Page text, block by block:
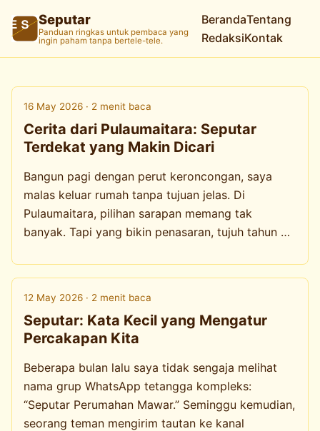
Seputar
Panduan ringkas untuk pembaca yang
ingin paham tanpa bertele-tele.
BerandaTentang
RedaksiKontak
16 May 2026 · 2 menit baca
Cerita dari Pulaumaitara: Seputar
Terdekat yang Makin Dicari
Bangun pagi dengan perut keroncongan, saya
malas keluar rumah tanpa tujuan jelas. Di
Pulaumaitara, pilihan sarapan memang tak
banyak. Tapi yang bikin penasaran, tujuh tahun …
12 May 2026 · 2 menit baca
Seputar: Kata Kecil yang Mengatur
Percakapan Kita
Beberapa bulan lalu saya tidak sengaja melihat
nama grup WhatsApp tetangga kompleks:
“Seputar Perumahan Mawar.” Seminggu kemudian,
seorang teman mengirim tautan ke kanal